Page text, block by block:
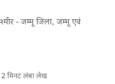
- जम्मू जिला, जम्मू एवं
2मिनट लंबा लेख